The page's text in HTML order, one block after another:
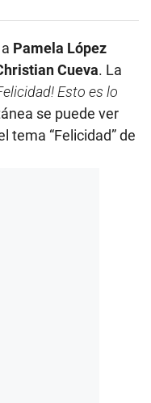
Pamela López
Cueva. La
Esto es lo
se puede ver
tema “Felicidad” de